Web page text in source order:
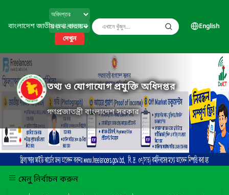
বাংলাদেশ জাতীয় তথ্য বাতায়ন
দেখুন
English
তথ্য ও যোগাযোগ প্রযুক্তি অধিদপ্তর
গণপ্রজাতন্ত্রী বাংলাদেশ সরকার
মেনু নির্বাচন করুন